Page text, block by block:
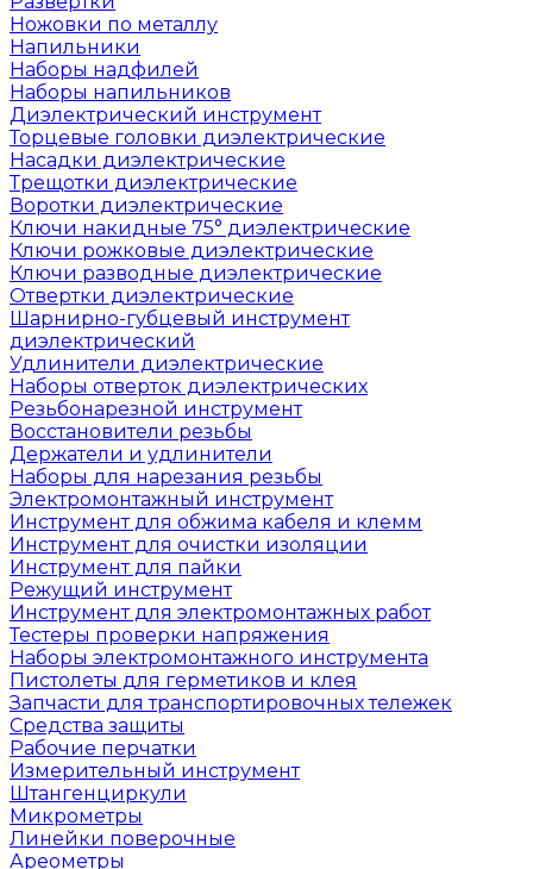
Ножовки по металлу
Напильники
Наборы надфилей
Наборы напильников
Диэлектрический инструмент
Торцевые головки диэлектрические
Насадки диэлектрические
Трещотки диэлектрические
Воротки диэлектрические
Ключи накидные 75° диэлектрические
Ключи рожковые диэлектрические
Ключи разводные диэлектрические
Отвертки диэлектрические
Шарнирно-губцевый инструмент
диэлектрический
Удлинители диэлектрические
Наборы отверток диэлектрических
Резьбонарезной инструмент
Восстановители резьбы
Держатели и удлинители
Наборы для нарезания резьбы
Электромонтажный инструмент
Инструмент для обжима кабеля и клемм
Инструмент для очистки изоляции
Инструмент для пайки
Режущий инструмент
Инструмент для электромонтажных работ
Тестеры проверки напряжения
Наборы электромонтажного инструмента
Пистолеты для герметиков и клея
Запчасти для транспортировочных тележек
Средства защиты
Рабочие перчатки
Измерительный инструмент
Штангенциркули
Микрометры
Линейки поверочные
Ареометры